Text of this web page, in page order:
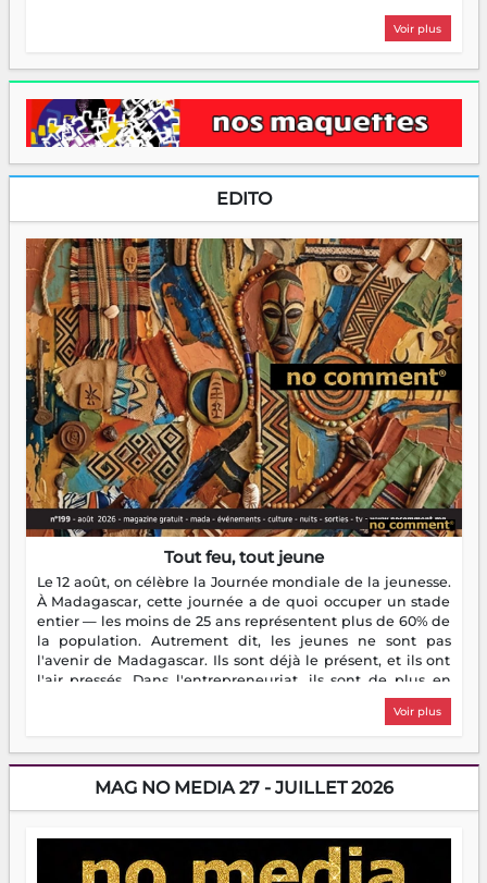
Voir plus
EDITO
Tout feu, tout jeune
Le 12 août, on célèbre la Journée mondiale de la jeunesse.
À Madagascar, cette journée a de quoi occuper un stade
entier — les moins de 25 ans représentent plus de 60% de
la population. Autrement dit, les jeunes ne sont pas
l'avenir de Madagascar. Ils sont déjà le présent, et ils ont
l'air pressés. Dans l'entrepreneuriat, ils sont de plus en
plus nombreux à se lancer, à créer, à risquer — souvent
sans filet, souvent sans aide, mais toujours avec cette
dorment vraiment la nuit. En culture, les nouvelles sont
encore meilleures. Aina Rasamoelina vient de décrocher le
Prix RFI Instrumental Afrique. Miangaly Elia rafle le Prix
jeunes qui tiennent la torche. Alors oui, on pourrait
s'arrêter là, applaudir et rentrer chez soi satisfait. Mais ce
serait passer à côté d'une chose essentielle. La fougue, ça
Voir plus
MAG NO MEDIA 27 - JUILLET 2026